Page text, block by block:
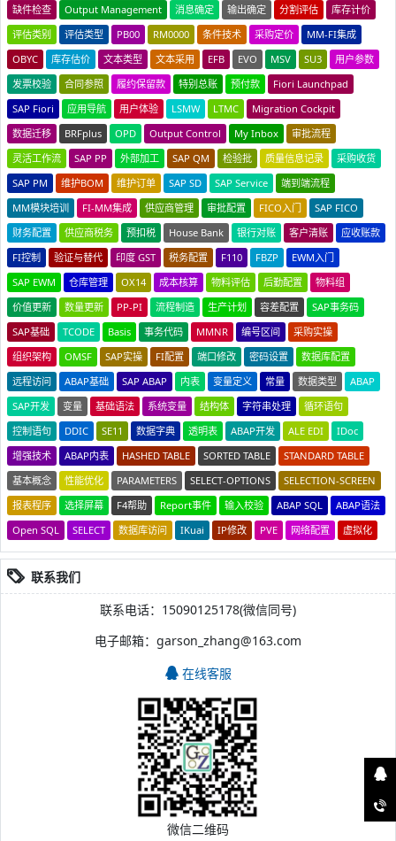
缺件检查
Output Management 消息确定 输出确定 分割评估
库存计价
评估类别
评估类型 PB00 RM0000 条件技术 采购定价
MM-FI集成
OBYC
库存估价 文本类型 文本采用 EFB EVO MSV SU3
用户参数
发票校验
合同参照 履约保留款 特别总账 预付款
Fiori Launchpad
SAP Fiori
应用导航 用户体验 LSMW LTMC
Migration Cockpit
数据迁移
BRFplus OPD Output Control My Inbox
审批流程
灵活工作流
SAP PP 外部加工 SAP QM 检验批 质量信息记录
采购收货
SAP PM
维护BOM 维护订单 SAP SD SAP Service
端到端流程
MM模块培训
FI-MM集成 供应商管理 审批配置 FICO入门
SAP FICO
财务配置
供应商税务 预扣税 House Bank 银行对账 客户清账
应收账款
FI控制
验证与替代 印度 GST 税务配置 F110 FBZP
EWM入门
SAP EWM
仓库管理 OX14 成本核算 物料评估 后勤配置
物料组
价值更新
数量更新 PP-PI 流程制造 生产计划 容差配置
SAP事务码
SAP基础
TCODE Basis 事务代码 MMNR 编号区间
采购实操
组织架构
OMSF SAP实操 FI配置 端口修改 密码设置
数据库配置
远程访问
ABAP基础 SAP ABAP 内表 变量定义 常量 数据类型
ABAP
SAP开发
变量 基础语法 系统变量 结构体 字符串处理
循环语句
控制语句
DDIC SE11 数据字典 透明表 ABAP开发 ALE EDI
IDoc
增强技术
ABAP内表 HASHED TABLE SORTED TABLE
STANDARD TABLE
基本概念
性能优化 PARAMETERS SELECT-OPTIONS
SELECTION-SCREEN
报表程序
选择屏幕 F4帮助 Report事件 输入校验 ABAP SQL
ABAP语法
Open SQL
SELECT 数据库访问 IKuai IP修改 PVE 网络配置 虚拟化
联系我们
联系电话：15090125178(微信同号)
电子邮箱：garson_zhang@163.com
在线客服
微信二维码